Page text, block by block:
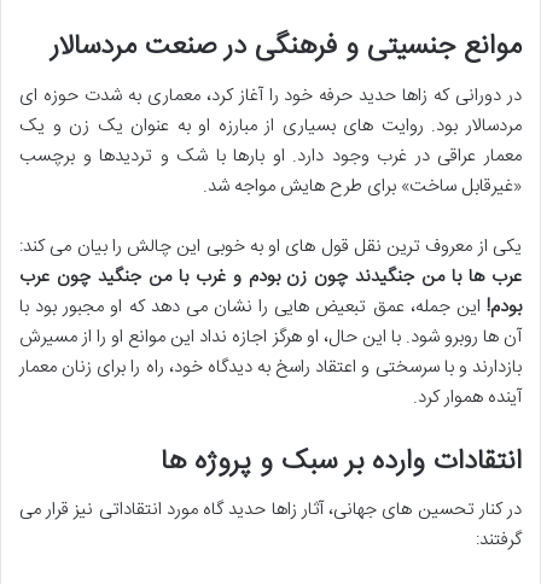
موانع جنسیتی و فرهنگی در صنعت مردسالار
در دورانی که زاها حدید حرفه خود را آغاز کرد، معماری به شدت حوزه ای
مردسالار بود. روایت های بسیاری از مبارزه او به عنوان یک زن و یک
معمار عراقی در غرب وجود دارد. او بارها با شک و تردیدها و برچسب
«غیرقابل ساخت» برای طرح هایش مواجه شد.
یکی از معروف ترین نقل قول های او به خوبی این چالش را بیان می کند:
عرب ها با من جنگیدند چون زن بودم و غرب با من جنگید چون عرب
بودم! این جمله، عمق تبعیض هایی را نشان می دهد که او مجبور بود با
آن ها روبرو شود. با این حال، او هرگز اجازه نداد این موانع او را از مسیرش
بازدارند و با سرسختی و اعتقاد راسخ به دیدگاه خود، راه را برای زنان معمار
آینده هموار کرد.
انتقادات وارده بر سبک و پروژه ها
در کنار تحسین های جهانی، آثار زاها حدید گاه مورد انتقاداتی نیز قرار می
گرفتند: